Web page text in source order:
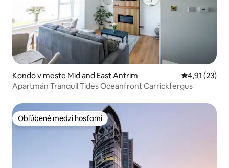
Kondo v meste Mid and East Antrim Priemerné
4,91 (23)
Apartmán Tranquil Tides Oceanfront Carrickfergus
Obľúbené medzi hosťami
Obľúbené medzi hosťami